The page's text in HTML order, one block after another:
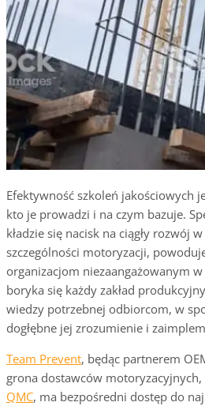
Efektywność szkoleń jakościowych
kto je prowadzi i na czym bazuje.
kładzie się nacisk na ciągły rozwój
szczególności motoryzacji,
organizacjom niezaangażowanym
boryka się każdy zakład
wiedzy potrzebnej odbiorcom, w
dogłębne jej zrozumienie i
Team Prevent, będąc partnerem
grona dostawców
QMC, ma bezpośredni dostęp do